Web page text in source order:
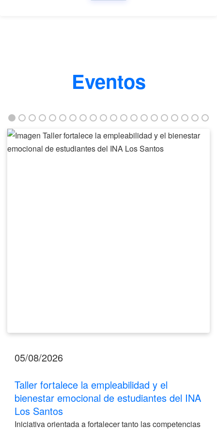
Eventos
Taller
fortalece
05/08/2026
Taller fortalece la empleabilidad y el
bienestar emocional de estudiantes del INA
Los Santos
Iniciativa orientada a fortalecer tanto las competencias